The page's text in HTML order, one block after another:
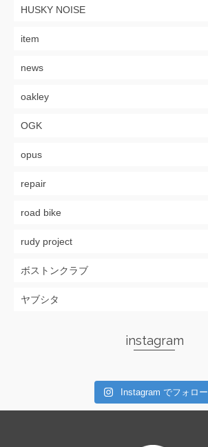
HUSKY NOISE
item
news
oakley
OGK
opus
repair
road bike
rudy project
ボストンクラブ
ヤブシタ
instagram
Instagram でフォロー